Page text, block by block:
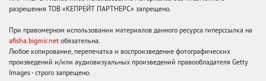
разрешения ТОВ «КЕПРЕЙТ ПАРТНЕРС» запрещено.
При правомерном использовании материалов данного ресурса гиперссылка на
afisha.bigmir.net обязательна.
Любое копирование, перепечатка и воспроизведение фотографических
произведений и/или аудиовизуальных произведений правообладателя Getty
Images - строго запрещено.